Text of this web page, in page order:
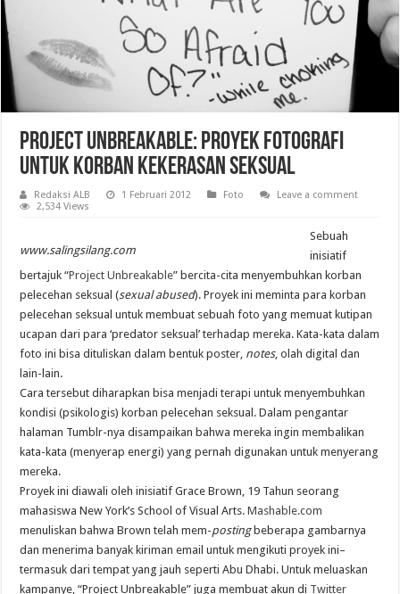
Project Unbreakable: Proyek Fotografi
untuk Korban Kekerasan Seksual
Redaksi ALB 1 Februari 2012 Foto
Leave a comment
2,534 Views
www.salingsilang.com
Sebuah
inisiatif
bertajuk “Project Unbreakable” bercita-cita menyembuhkan korban
pelecehan seksual (sexual abused). Proyek ini meminta para korban
pelecehan seksual untuk membuat sebuah foto yang memuat kutipan
ucapan dari para ‘predator seksual’ terhadap mereka. Kata-kata dalam
foto ini bisa dituliskan dalam bentuk poster, notes, olah digital dan
lain-lain.
Cara tersebut diharapkan bisa menjadi terapi untuk menyembuhkan
kondisi (psikologis) korban pelecehan seksual. Dalam pengantar
halaman Tumblr-nya disampaikan bahwa mereka ingin membalikan
kata-kata (menyerap energi) yang pernah digunakan untuk menyerang
mereka.
Proyek ini diawali oleh inisiatif Grace Brown, 19 Tahun seorang
mahasiswa New York’s School of Visual Arts.Mashable.com
menuliskan bahwa Brown telah mem-postingbeberapa gambarnya
dan menerima banyak kiriman email untuk mengikuti proyek ini–
termasuk dari tempat yang jauh seperti Abu Dhabi. Untuk meluaskan
kampanye, “Project Unbreakable” juga membuat akun di Twitter